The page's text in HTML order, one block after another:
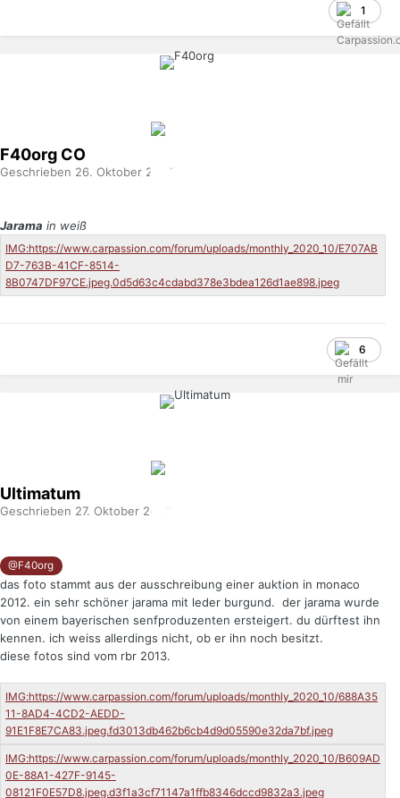
1
F40org CO
Geschrieben 26. Oktober 2020
Jarama in weiß
6
Ultimatum
Geschrieben 27. Oktober 2020
@F40org
das foto stammt aus der ausschreibung einer auktion in monaco
2012. ein sehr schöner jarama mit leder burgund. der jarama wurde
von einem bayerischen senfproduzenten ersteigert. du dürftest ihn
kennen. ich weiss allerdings nicht, ob er ihn noch besitzt.
diese fotos sind vom rbr 2013.